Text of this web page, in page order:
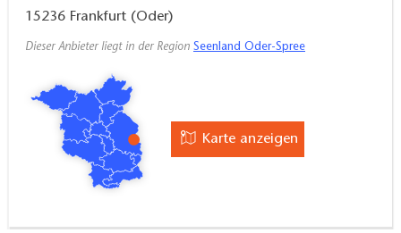
15236 Frankfurt (Oder)
Dieser Anbieter liegt in der Region Seenland Oder-Spree
Karte anzeigen